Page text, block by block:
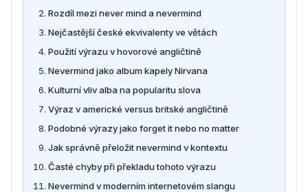
Rozdíl mezi never mind a nevermind
Nejčastější české ekvivalenty ve větách
Použití výrazu v hovorové angličtině
Nevermind jako album kapely Nirvana
Kulturní vliv alba na popularitu slova
Výraz v americké versus britské angličtině
Podobné výrazy jako forget it nebo no matter
Jak správně přeložit nevermind v kontextu
Časté chyby při překladu tohoto výrazu
Nevermind v moderním internetovém slangu